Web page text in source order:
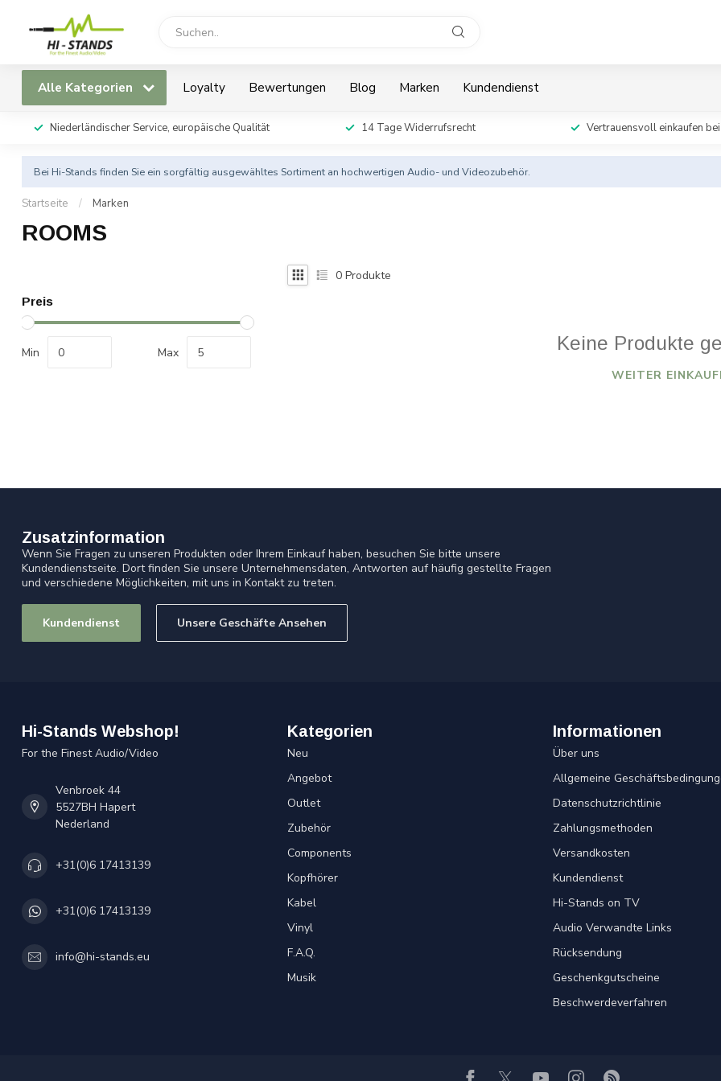
Alle Kategorien Loyalty Bewertungen Blog Marken Kundendienst
Niederländischer Service, europäische Qualität 14 Tage Widerrufsrecht Vertrauensvoll einkaufen
Bei Hi-Stands finden Sie ein sorgfältig ausgewähltes Sortiment an hochwertigen Audio- und Videozubehör.
Startseite / Marken
ROOMS
Preis
Min Max
0 Produkte
Keine Produkte
WEITER
Zusatzinformation
Wenn Sie Fragen zu unseren Produkten oder Ihrem Einkauf haben, besuchen Sie bitte unsere
Kundendienstseite. Dort finden Sie unsere Unternehmensdaten, Antworten auf häufig gestellte Fragen
und verschiedene Möglichkeiten, mit uns in Kontakt zu treten.
Kundendienst Unsere Geschäfte Ansehen
Hi-Stands Webshop!
For the Finest Audio/Video
Venbroek 44
5527BH Hapert
Nederland
+31(0)6 17413139
+31(0)6 17413139
info@hi-stands.eu
Kategorien
Neu
Angebot
Outlet
Zubehör
Components
Kopfhörer
Kabel
Vinyl
F.A.Q.
Musik
Informationen
Über uns
Allgemeine
Datenschutzrichtlinie
Zahlungsmethoden
Versandkosten
Kundendienst
Hi-Stands on TV
Audio Verwandte Links
Rücksendung
Geschenkgutscheine
Beschwerdeverfahren